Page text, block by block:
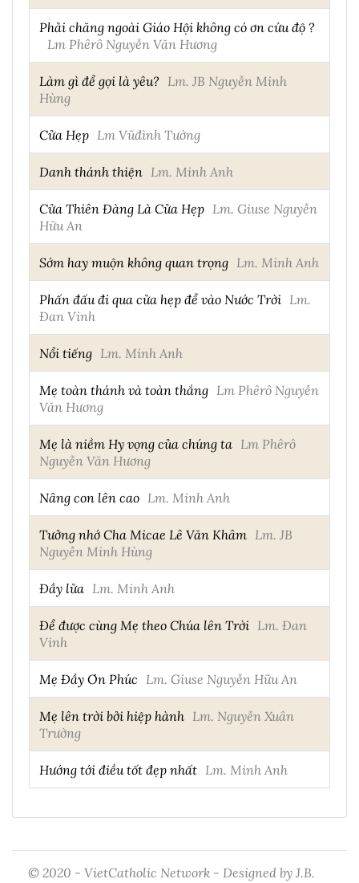
Phải chăng ngoài Giáo Hội không có ơn cứu độ ?
Lm Phêrô Nguyễn Văn Hương
Làm gì để gọi là yêu? Lm. JB Nguyễn Minh
Hùng
Cửa Hẹp Lm Vũđình Tường
Danh thánh thiện Lm. Minh Anh
Cửa Thiên Đàng Là Cửa Hẹp Lm. Giuse Nguyễn
Hữu An
Sớm hay muộn không quan trọng Lm. Minh Anh
Phấn đấu đi qua cửa hẹp để vào Nước Trời Lm.
Đan Vinh
Nổi tiếng Lm. Minh Anh
Mẹ toàn thánh và toàn thắng Lm Phêrô Nguyễn
Văn Hương
Mẹ là niềm Hy vọng của chúng ta Lm Phêrô
Nguyễn Văn Hương
Nâng con lên cao Lm. Minh Anh
Tưởng nhớ Cha Micae Lê Văn Khâm Lm. JB
Nguyễn Minh Hùng
Đầy lửa Lm. Minh Anh
Để được cùng Mẹ theo Chúa lên Trời Lm. Đan
Vinh
Mẹ Đầy Ơn Phúc Lm. Giuse Nguyễn Hữu An
Mẹ lên trời bởi hiệp hành Lm. Nguyễn Xuân
Trường
Hướng tới điều tốt đẹp nhất Lm. Minh Anh
© 2020 - VietCatholic Network - Designed by J.B.